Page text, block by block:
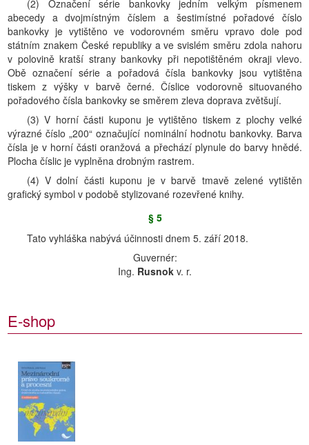
(2) Označení série bankovky jedním velkým písmenem
abecedy a dvojmístným číslem a šestimístné pořadové číslo
bankovky je vytištěno ve vodorovném směru vpravo dole pod
státním znakem České republiky a ve svislém směru zdola nahoru
v polovině kratší strany bankovky při nepotištěném okraji vlevo.
Obě označení série a pořadová čísla bankovky jsou vytištěna
tiskem z výšky v barvě černé. Číslice vodorovně situovaného
pořadového čísla bankovky se směrem zleva doprava zvětšují.
(3) V horní části kuponu je vytištěno tiskem z plochy velké
výrazné číslo „200“ označující nominální hodnotu bankovky. Barva
čísla je v horní části oranžová a přechází plynule do barvy hnědé.
Plocha číslic je vyplněna drobným rastrem.
(4) V dolní části kuponu je v barvě tmavě zelené vytištěn
grafický symbol v podobě stylizované rozevřené knihy.
§ 5
Tato vyhláška nabývá účinnosti dnem 5. září 2018.
Guvernér:
Ing. Rusnok v. r.
E-shop